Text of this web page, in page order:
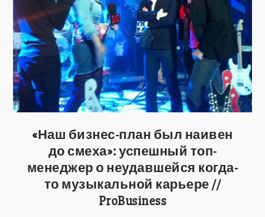
«Наш бизнес-план был наивен
до смеха»: успешный топ-
менеджер о неудавшейся когда-
то музыкальной карьере //
ProBusiness